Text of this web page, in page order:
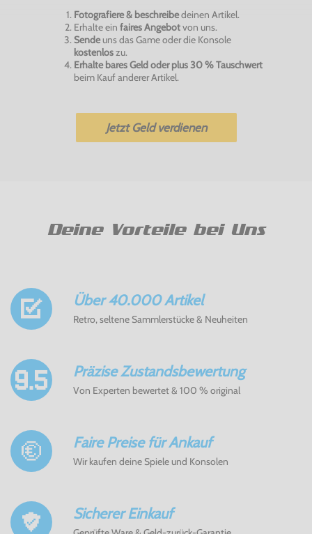
Fotografiere & beschreibedeinen Artikel.
Erhalte ein faires Angebotvon uns.
Sendeuns das Game oder die Konsole
kostenloszu.
Erhalte bares Geld oder plus 30 % Tauschwert
beim Kauf anderer Artikel.
Jetzt Geld verdienen
Deine Vorteile bei Uns
Über 40.000 Artikel
Retro, seltene Sammlerstücke & Neuheiten
Präzise Zustandsbewertung
Von Experten bewertet & 100 % original
Faire Preise für Ankauf
Wir kaufen deine Spiele und Konsolen
Sicherer Einkauf